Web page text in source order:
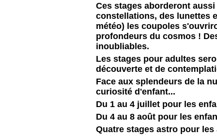
Ces stages aborderont
constellations, des lunettes
météo) les coupoles
profondeurs du cosmos !
inoubliables.
Les stages pour adultes
découverte et de
Face aux splendeurs de la
curiosité d'enfant...
Du 1 au 4 juillet pour les
Du 4 au 8 août pour les
Quatre stages astro pour les